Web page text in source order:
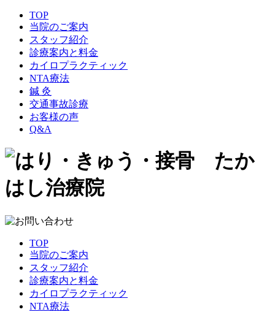
TOP
当院のご案内
スタッフ紹介
診療案内と料金
カイロプラクティック
NTA療法
鍼 灸
交通事故診療
お客様の声
Q&A
TOP
当院のご案内
スタッフ紹介
診療案内と料金
カイロプラクティック
NTA療法